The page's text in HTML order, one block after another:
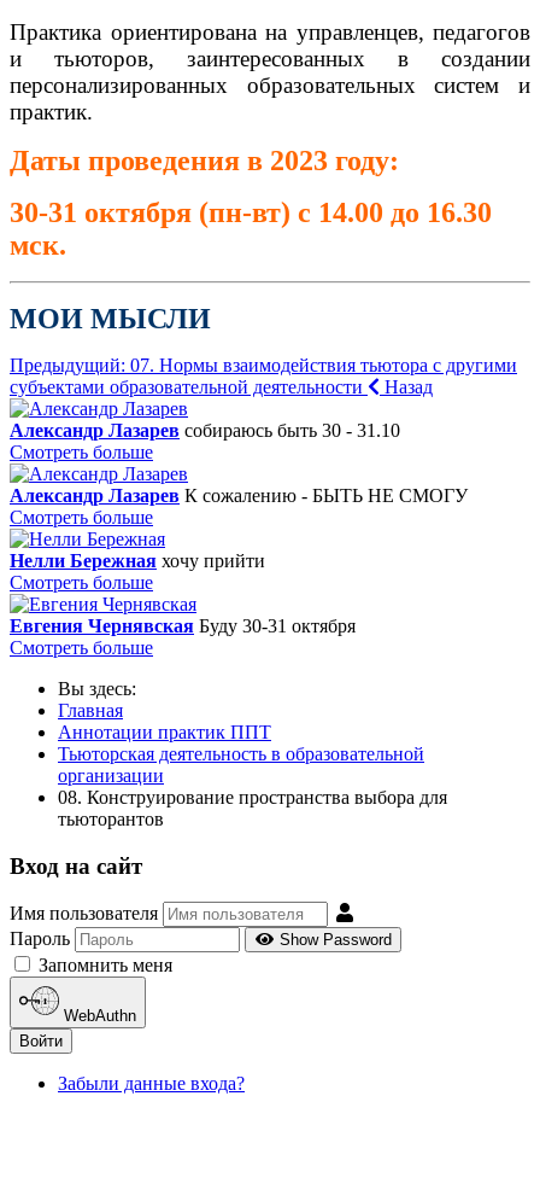
Практика ориентирована на управленцев, педагогов
и тьюторов, заинтересованных в создании
персонализированных образовательных систем и
практик.
Даты проведения в 2023 году:
30-31 октября (пн-вт) с 14.00 до 16.30
мск.
МОИ МЫСЛИ
Предыдущий: 07. Нормы взаимодействия тьютора с другими
субъектами образовательной деятельности
Назад
Александр Лазарев собираюсь быть 30 - 31.10
Смотреть больше
Александр Лазарев К сожалению - БЫТЬ НЕ СМОГУ
Смотреть больше
Нелли Бережная хочу прийти
Смотреть больше
Евгения Чернявская Буду 30-31 октября
Смотреть больше
Вы здесь:
Главная
Аннотации практик ППТ
Тьюторская деятельность в образовательной
организации
08. Конструирование пространства выбора для
тьюторантов
Вход на сайт
Имя пользователя
Пароль
Show Password
Запомнить меня
WebAuthn
Войти
Забыли данные входа?